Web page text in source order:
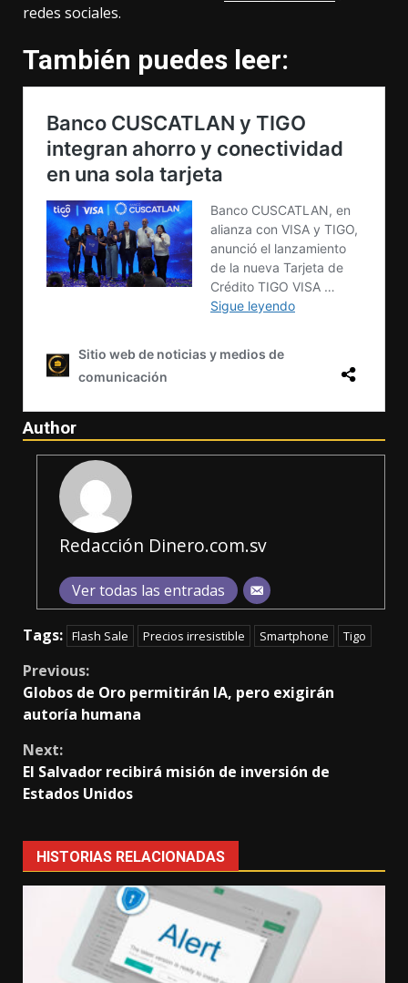
redes sociales.
También puedes leer:
Author
Redacción Dinero.com.sv
Ver todas las entradas
Tags: Flash Sale Precios irresistible Smartphone Tigo
Continue
Reading
Previous:
Globos de Oro permitirán IA, pero exigirán
autoría humana
Next:
El Salvador recibirá misión de inversión de
Estados Unidos
HISTORIAS RELACIONADAS